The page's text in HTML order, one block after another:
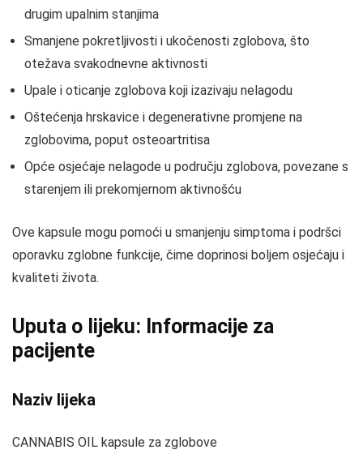
drugim upalnim stanjima
Smanjene pokretljivosti i ukočenosti zglobova, što
otežava svakodnevne aktivnosti
Upale i oticanje zglobova koji izazivaju nelagodu
Oštećenja hrskavice i degenerativne promjene na
zglobovima, poput osteoartritisa
Opće osjećaje nelagode u području zglobova, povezane s
starenjem ili prekomjernom aktivnošću
Ove kapsule mogu pomoći u smanjenju simptoma i podršci
oporavku zglobne funkcije, čime doprinosi boljem osjećaju i
kvaliteti života.
Uputa o lijeku: Informacije za
pacijente
Naziv lijeka
CANNABIS OIL kapsule za zglobove